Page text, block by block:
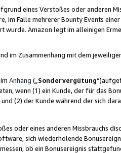
eines Verstoßes oder anderen
Falle mehrerer Bounty Events
Amazon legt im alleinigen
im Zusammenhang mit dem
Anhang („ Sondervergütung
wenn (1) ein Kunde, der für das
(2) der Kunde während der sich
oder eines anderen Missbrauchs
sich wiederholende
ob ein Bonusereignis